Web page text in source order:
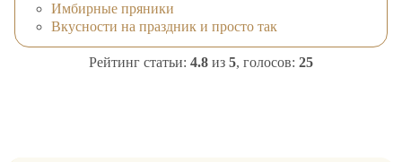
Имбирные пряники
Вкусности на праздник и просто так
Рейтинг статьи: 4.8 из 5, голосов: 25